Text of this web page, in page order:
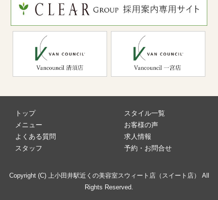
トップ
メニュー
よくある質問
スタッフ
スタイル一覧
お客様の声
求人情報
予約・お問合せ
Copyright (C) 上小田井駅近くの美容室スウィート店（スイート店） All
Rights Reserved.